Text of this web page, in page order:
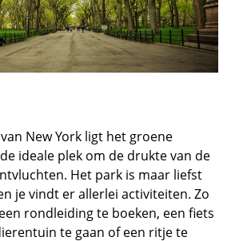
New York ligt het groene
ideale plek om de drukte van de
Het park is maar liefst
je vindt er allerlei activiteiten. Zo
rondleiding te boeken, een fiets
te gaan of een ritje te